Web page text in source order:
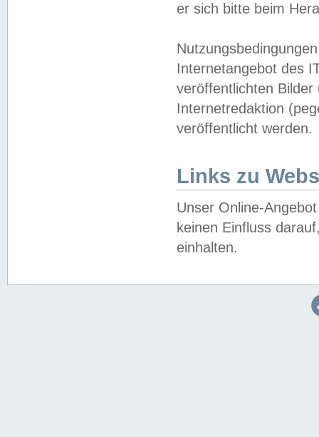
er sich bitte beim
Internetangebot des
veröffentlichten
Internetredaktion
veröffentlicht werden.
Links zu
Unser Online-
keinen Einfluss
einhalten.